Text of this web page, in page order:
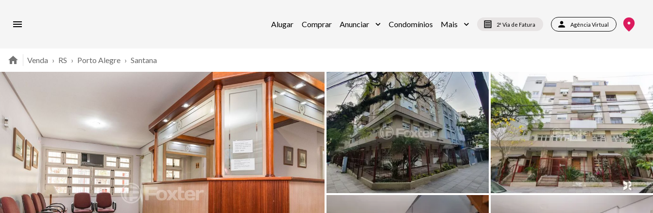
Alugar Comprar Anunciar Condomínios Mais 2ª Via de Fatura Agência Virtual
Venda › RS › Porto Alegre › Santana